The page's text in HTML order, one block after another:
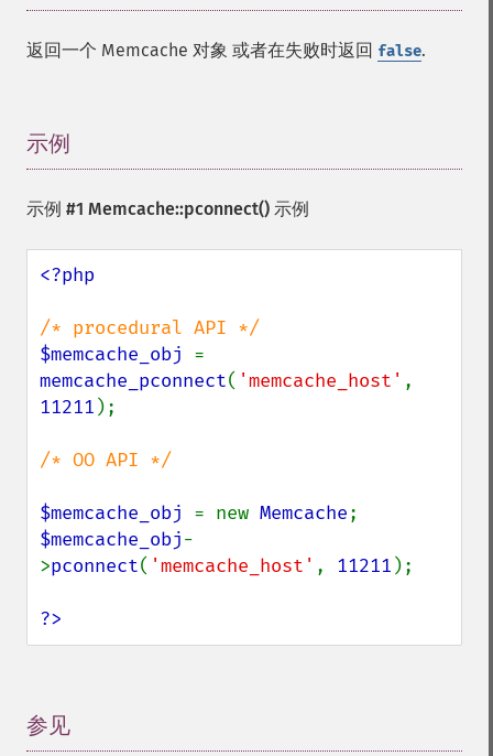
返回一个 Memcache 对象 或者在失败时返回 false.
示例
示例 #1 Memcache::pconnect() 示例
<?php
$memcache_obj
memcache_pconnect( 'memcache_host'
11211 );
/* OO API */
$memcache_obj = new Memcache
$memcache_obj-
>pconnect( 'memcache_host' , 11211 );
?>
参见